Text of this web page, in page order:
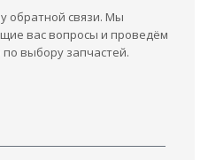
обратной связи. Мы
вас вопросы и проведём
выбору запчастей.